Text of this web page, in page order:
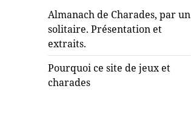
Almanach de Charades, par un
solitaire. Présentation et
extraits.
Pourquoi ce site de jeux et
charades